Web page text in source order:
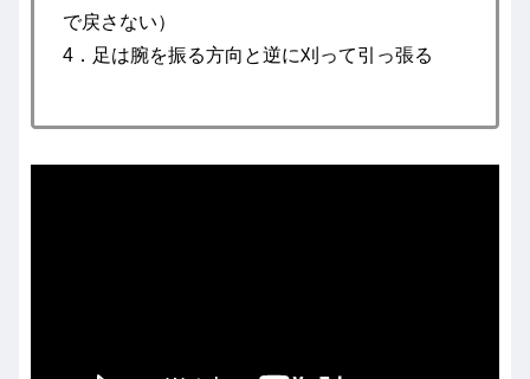
で戻さない）
4．足は腕を振る方向と逆に刈って引っ張る